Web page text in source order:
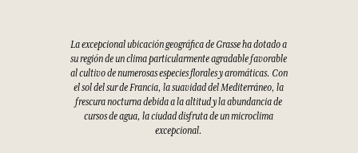
La excepcional ubicación geográfica de Grasse ha dotado a
su región de un clima particularmente agradable favorable
al cultivo de numerosas especies florales y aromáticas. Con
el sol del sur de Francia, la suavidad del Mediterráneo, la
frescura nocturna debida a la altitud y la abundancia de
cursos de agua, la ciudad disfruta de un microclima
excepcional.